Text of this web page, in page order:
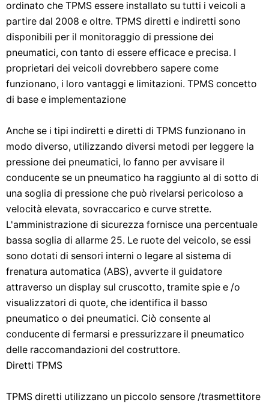
ordinato che TPMS essere installato su tutti i veicoli a
partire dal 2008 e oltre. TPMS diretti e indiretti sono
disponibili per il monitoraggio di pressione dei
pneumatici, con tanto di essere efficace e precisa. I
proprietari dei veicoli dovrebbero sapere come
funzionano, i loro vantaggi e limitazioni. TPMS concetto
di base e implementazione
Anche se i tipi indiretti e diretti di TPMS funzionano in
modo diverso, utilizzando diversi metodi per leggere la
pressione dei pneumatici, lo fanno per avvisare il
conducente se un pneumatico ha raggiunto al di sotto di
una soglia di pressione che può rivelarsi pericoloso a
velocità elevata, sovraccarico e curve strette.
L'amministrazione di sicurezza fornisce una percentuale
bassa soglia di allarme 25. Le ruote del veicolo, se essi
sono dotati di sensori interni o legare al sistema di
frenatura automatica (ABS), avverte il guidatore
attraverso un display sul cruscotto, tramite spie e /o
visualizzatori di quote, che identifica il basso
pneumatico o dei pneumatici. Ciò consente al
conducente di fermarsi e pressurizzare il pneumatico
delle raccomandazioni del costruttore.
Diretti TPMS
TPMS diretti utilizzano un piccolo sensore /trasmettitore